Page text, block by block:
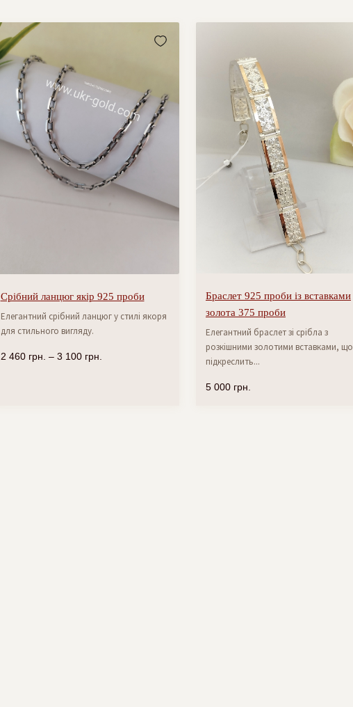
Срібний ланцюг якір 925 проби
Елегантний срібний ланцюг у стилі якоря
для стильного вигляду.
2 460 грн. – 3 100 грн.
Браслет 925 проби із вставками
золота 375 проби
Елегантний браслет зі срібла з
розкішними золотими вставками, що
підкреслить...
5 000 грн.